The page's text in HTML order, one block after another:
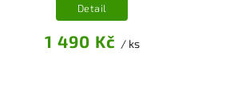
1 490 Kč / ks
Detail